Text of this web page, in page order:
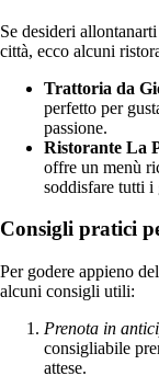
Se desideri
città, ecco alcuni
Trattoria da
perfetto per
passione.
Ristorante La
offre un menù
soddisfare tutti i
Consigli pratici
Per godere appieno
alcuni consigli utili:
Prenota in
consigliabile
attese.